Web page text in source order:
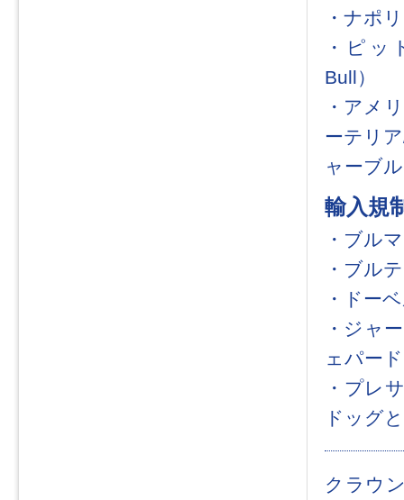
・ナポ
・ピッ
Bull）
・アメ
ーテリ
ャーブ
輸入規
・ブル
・ブル
・ドー
・ジャ
ェパー
・プレ
ドッグ
クラウ